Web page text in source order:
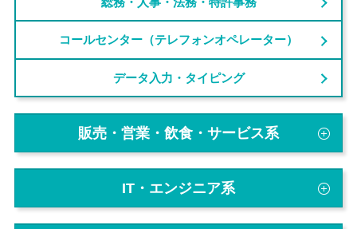
コールセンター（テレフォンオペレーター）
データ入力・タイピング
販売・営業・飲食・サービス系
IT・エンジニア系